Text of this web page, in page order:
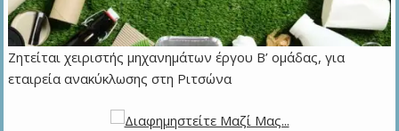
Ζητείται χειριστής μηχανημάτων έργου Β’ ομάδας, για
εταιρεία ανακύκλωσης στη Ριτσώνα